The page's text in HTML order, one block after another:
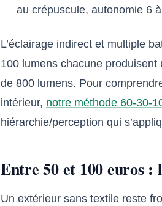
au crépuscule, autonomie 6
L’éclairage indirect et multiple
100 lumens chacune produisent
de 800 lumens. Pour
intérieur, notre méthode 60-30-
hiérarchie/perception qui
Entre 50 et 100 euros :
Un extérieur sans textile reste